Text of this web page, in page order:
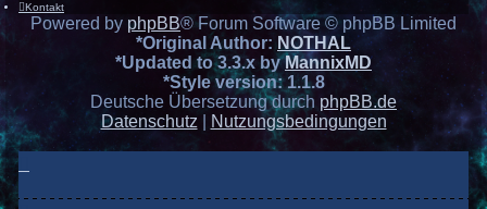
Kontakt
Powered by phpBB® Forum Software © phpBB Limited
*Original Author: NOTHAL
*Updated to 3.3.x byMannixMD
*Style version: 1.1.8
Deutsche Übersetzung durch phpBB.de
Datenschutz
Nutzungsbedingungen